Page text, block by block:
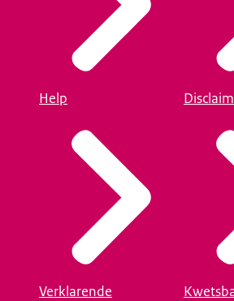
Help
Verklarende